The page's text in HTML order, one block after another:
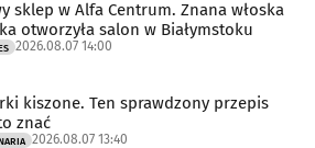
sklep w Alfa Centrum. Znana włoska
otworzyła salon w Białymstoku
2026.08.07 14:00
kiszone. Ten sprawdzony przepis
znać
2026.08.07 13:40